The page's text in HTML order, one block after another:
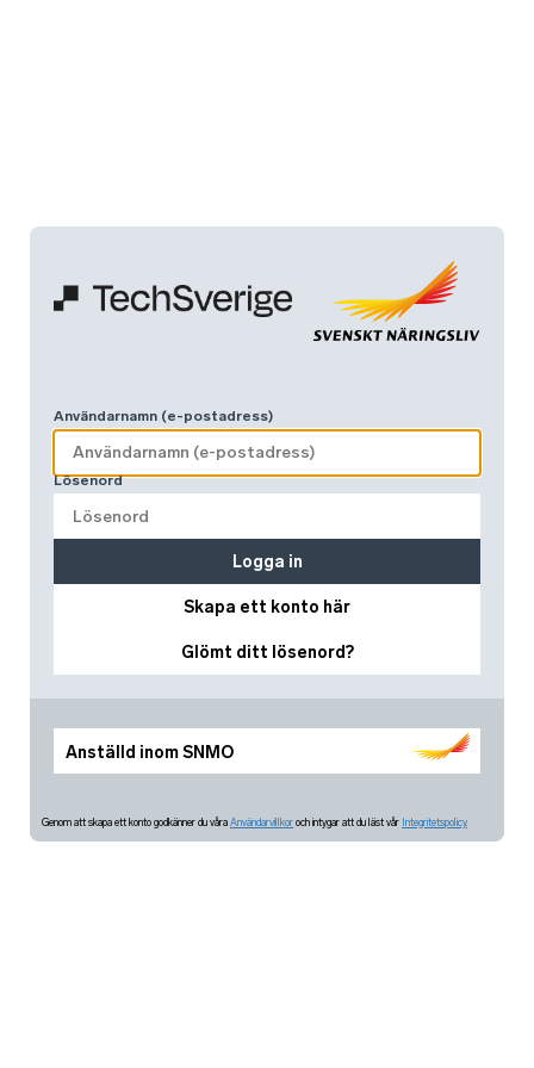
Anställd inom SNMO
Användarnamn (e-postadress)
Lösenord
Skapa ett konto här
Glömt ditt lösenord?
Logga in
Genom att skapa ett konto godkänner du våra Användarvillkor och intygar att du läst vår Integritetspolicy.